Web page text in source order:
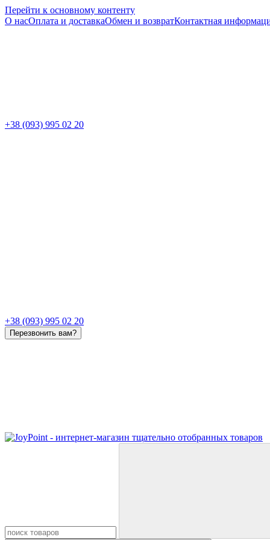
Перейти к основному контенту
О насОплата и доставкаОбмен и возвратКонтактная
+38 (093) 995 02 20
+38 (093) 995 02 20
Перезвонить вам?